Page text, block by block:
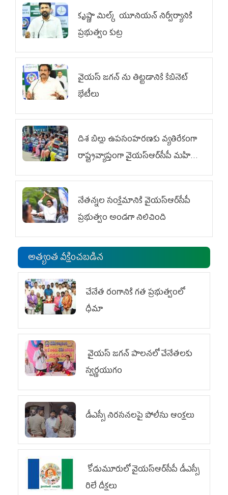
కృష్ణా మిల్క్‌ యూనియన్‌ నిర్వీర్యానికి
ప్రభుత్వం కుట్ర
వైయ‌స్ జగన్‌ ను తిట్టడానికే కేబినెట్‌
భేటీలు
దిశ బిల్లు ఉపసంహరణకు వ్యతిరేకంగా
రాష్ట్రవ్యాప్తంగా వైయ‌స్ఆర్‌సీపీ మహిళా
విభాగం ఆందోళనలు
నేతన్నల సంక్షేమానికి వైయ‌స్ఆర్‌సీపీ
ప్రభుత్వం అండగా నిలిచింది
అత్యంత వీక్షించబడిన
చేనేత రంగానికి గత ప్రభుత్వంలో
ధీమా
వైయ‌స్ జగన్ పాలనలో చేనేతలకు
స్వర్ణయుగం
డీఎస్సీ నిరసనలపై పోలీసు ఆంక్షలు
కోడుమూరులో వైయ‌స్ఆర్‌సీపీ డీఎస్సీ
రిలే దీక్షలు